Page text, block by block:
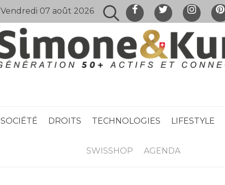
Vendredi 07 août 2026
SOCIÉTÉ DROITS TECHNOLOGIES LIFESTYLE
SWISSHOP AGENDA